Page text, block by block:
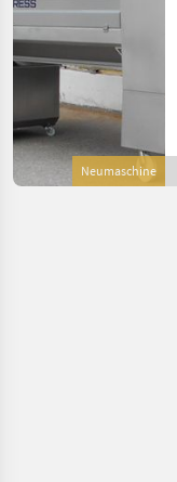
Neumaschine